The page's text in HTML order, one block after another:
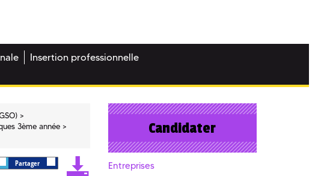
Insertion professionnelle
3ème année
Partager
Candidater
Entreprises